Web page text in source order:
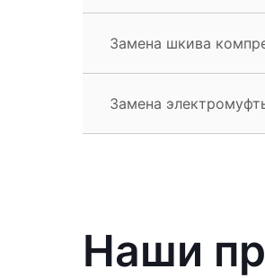
Замена шкива
Замена
Наши